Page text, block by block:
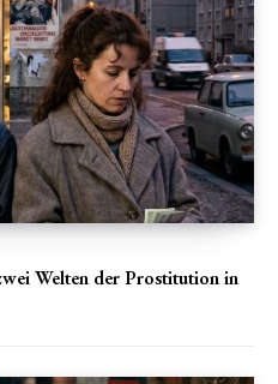
Welten der Prostitution in